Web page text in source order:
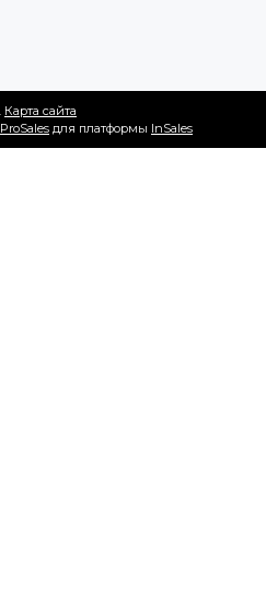
Карта сайта
ProSales для платформы InSales